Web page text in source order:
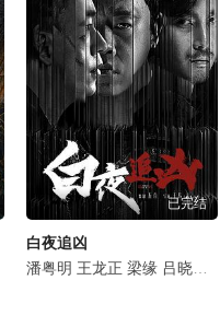
赵翊骁 管轩 杜帅 郭野 乔牧
已完结
白夜追凶
潘粤明 王龙正 梁缘 吕晓霖